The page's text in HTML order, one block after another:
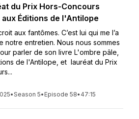
du Prix Hors-Concours
Éditions de l'Antilope
aux fantômes. C’est lui qui me l’a
notre entretien. Nous nous sommes
parler de son livre L'ombre pâle,
de l'Antilope, et lauréat du Prix
•Season 5• Episode 58• 47:15